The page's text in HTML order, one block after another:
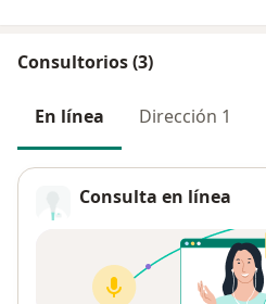
Consultorios (3)
En línea Dirección 1
Consulta en línea